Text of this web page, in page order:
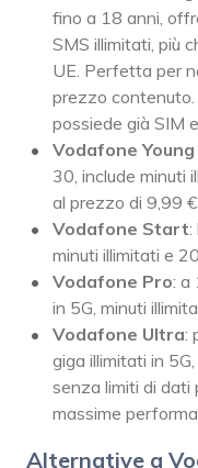
fino a 18 anni,
SMS illimitati, più
UE. Perfetta per
prezzo
possiede già SIM
Vodafone
30, include minuti
al prezzo di 9,99 €
Vodafone Start:
minuti illimitati e
Vodafone Pro: a
in 5G, minuti
Vodafone Ultra:
giga illimitati in
senza limiti di dati
massime
Alternative a